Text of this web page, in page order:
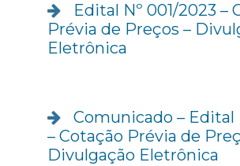
Edital Nº 001/2023 –
Prévia de Preços –
Eletrônica
Comunicado – Edital
– Cotação Prévia de
Divulgação Eletrônica